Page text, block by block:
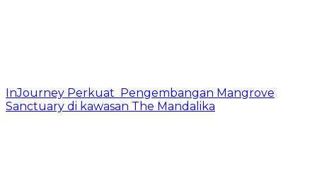
InJourney Perkuat Pengembangan Mangrove
Sanctuary di kawasan The Mandalika